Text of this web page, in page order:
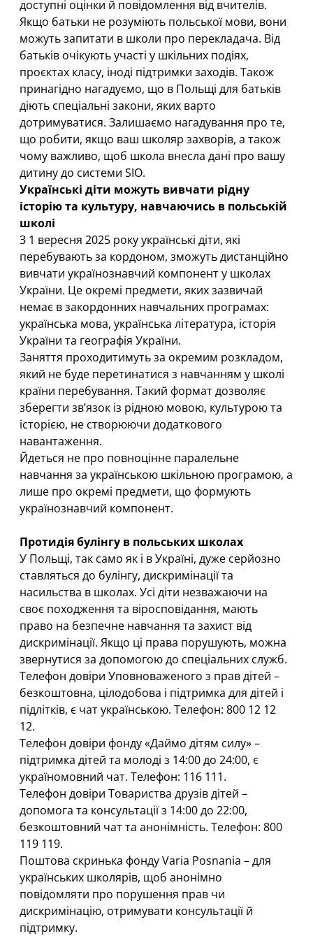
доступні оцінки й повідомлення від вчителів.
Якщо батьки не розуміють польської мови, вони
можуть запитати в школи про перекладача. Від
батьків очікують участі у шкільних подіях,
проєктах класу, іноді підтримки заходів. Також
принагідно нагадуємо, що в Польщі для батьків
діють спеціальні закони, яких варто
дотримуватися. Залишаємо нагадування про те,
що робити, якщо ваш школяр захворів, а також
чому важливо, щоб школа внесла дані про вашу
дитину до системи SIO.
Українські діти можуть вивчати рідну
історію та культуру, навчаючись в польській
школі
З 1 вересня 2025 року українські діти, які
перебувають за кордоном, зможуть дистанційно
вивчати українознавчий компонент у школах
України. Це окремі предмети, яких зазвичай
немає в закордонних навчальних програмах:
українська мова, українська література, історія
України та географія України.
Заняття проходитимуть за окремим розкладом,
який не буде перетинатися з навчанням у школі
країни перебування. Такий формат дозволяє
зберегти зв’язок із рідною мовою, культурою та
історією, не створюючи додаткового
навантаження.
Йдеться не про повноцінне паралельне
навчання за українською шкільною програмою, а
лише про окремі предмети, що формують
українознавчий компонент.
Протидія булінгу в польських школах
У Польщі, так само як і в Україні, дуже серйозно
ставляться до булінгу, дискримінації та
насильства в школах. Усі діти незважаючи на
своє походження та віросповідання, мають
право на безпечне навчання та захист від
дискримінації. Якщо ці права порушують, можна
звернутися за допомогою до спеціальних служб.
Телефон довіри Уповноваженого з прав дітей –
безкоштовна, цілодобова і підтримка для дітей і
підлітків, є чат українською. Телефон: 800 12 12
12.
Телефон довіри фонду «Даймо дітям силу» –
підтримка дітей та молоді з 14:00 до 24:00, є
україномовний чат. Телефон: 116 111.
Телефон довіри Товариства друзів дітей –
допомога та консультації з 14:00 до 22:00,
безкоштовний чат та анонімність. Телефон: 800
119 119.
Поштова скринька фондуVaria Posnania – для
українських школярів, щоб анонімно
повідомляти про порушення прав чи
дискримінацію, отримувати консультації й
підтримку.